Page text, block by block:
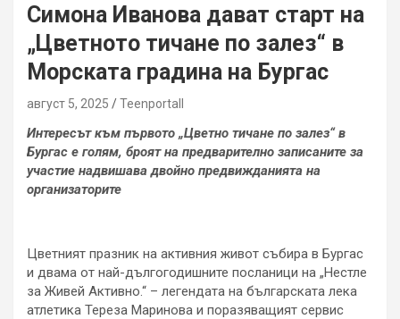
Симона Иванова дават старт на
„Цветното тичане по залез“ в
Морската градина на Бургас
август 5, 2025 Teenportall
Интересът към първото „Цветно тичане по залез“ в
Бургас е голям, броят на предварително записаните за
участие надвишава двойно предвижданията на
организаторите
Цветният празник на активния живот събира в Бургас
и двама от най-дългогодишните посланици на „Нестле
за Живей Активно.“ – легендата на българската лека
атлетика Тереза Маринова и поразяващият сервис